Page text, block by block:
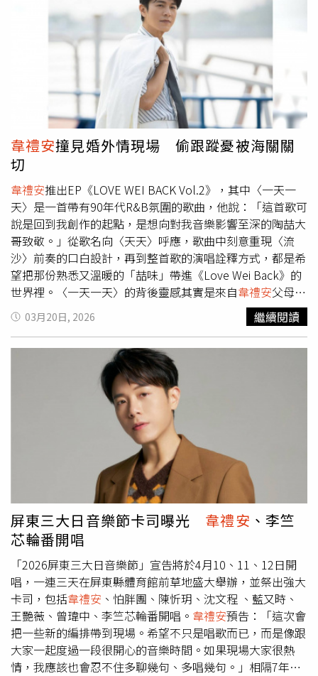
FEniX 頑童 MJ116【最受歡迎數位單曲】 〈Six Degrees〉
派偉俊 Patrick Brasca & 周杰倫 〈沒去過的地方 (Never
Been)〉Ozone 〈幸福在歌唱〉A-Lin 〈若無你我欲去佗
位〉黃奇斌 〈最好的朋友〉韋禮安& 東海 〈跳樓機〉LBI
利比【最受歡迎女歌手】 JOLIN 蔡依林 Miss Ko 葛仲珊 白
安 家家 蘇慧倫【最受歡迎男歌手】 Van Ness Wu 吳建豪 周
湯豪 NICKTHEREAL 陶喆 張震嶽 盧廣仲【2025 hito年度十
大華語歌曲】A-Lin〈幸福在歌唱〉 icyball冰球樂團〈不在
乎〉 JOLIN 蔡依林〈Pleasure〉 告五人〈黑夜狂奔〉 周湯
豪 NICKTHEREAL〈我的i〉 陶喆〈陪你〉 張震嶽〈浪人
的…〉 頑童 MJ116〈OGS〉 盧廣仲〈太陽與地球〉 蘇慧倫
〈就說給我聽〉
放不開，但愈跳愈進入狀況，開始毫無顧忌地大跳，笑說：
「後來就像平時在家聽這首歌時，愛怎麼亂跳就怎麼跳！」
希望能再與柯煒林、馬士媛合作。（圖／索尼音樂提
與柯煒林、馬士媛拍攝的《旺角戀曲》音樂短詩
影集也來到尾聲，許久沒有戲劇演出的他坦承一開始有些緊
張，在香港的空檔時間一直很努力地在背台詞，「真的很感
謝殷振豪導演慢慢和我解說角色和會往什麼方向走，也謝謝
和兩位演員，跟他們對戲一直是很舒服的狀態，幫助我放鬆
很多。」身為I人的韋禮安笑說：「來之前聽說煒林和小馬
是大E人，讓我放下許多的緊張與不安，果然見到他們都非
常友善，聊天聊得很開心，希望有機會再合作。」彼此熟悉
之後，韋禮安的工作人員頻找柯煒林開心合照，冷落韋禮
安，彷彿上演影集中韋禮安看著馬士媛愛上柯煒林的劇情，
他搞笑地在一旁擺出奧嘟嘟的表情，上演「嫉妒的化身」情
節，活潑的柯煒林見狀立刻跑過來跟韋禮安合照，畫面逗
趣，笑翻所有工作人員。
韋禮安撞見婚外情現場 偷跟蹤憂被海關關
切
韋禮安推出EP《LOVE WEI BACK Vol.2》，其中〈一天一
天〉是一首帶有90年代R&B氛圍的歌曲，他說：「這首歌可
說是回到我創作的起點，是想向對我音樂影響至深的陶喆大
哥致敬。」從歌名向〈天天〉呼應，歌曲中刻意重現〈流
沙〉前奏的口白設計，再到整首歌的演唱詮釋方式，都是希
望把那份熟悉又溫暖的「喆味」帶進《Love Wei Back》的
世界裡。〈一天一天〉的背後靈感其實是來自韋禮安父母的
真實故事，「當年爸爸媽媽在不同時間出國求學，必須長時
間遠距離相處，那種在距離之中慢慢累積的思念，反而讓彼
此的情感，一天一天變得更加深刻、更加緊密。」於是韋禮
把這份跨越時間與空間的情感，透過音樂留下來，進而完
成〈一天一天〉。歌曲的MV場景拉到了澳門，是男女主角
柯煒林和馬士媛逃離現實的感情避難場，由兩人是一段婚外
在現場看到他們對戲時，竟然瞬間「入戲」，搞
笑說：「這裡是他們來『偷情』，沒揪！」還上演偷偷在兩
人身後跟蹤的戲碼玩得十分投入，但也忽然驚醒笑問：「這
樣等下海關會不會過來關切啊？」柯煒林和馬士媛在MV中
上演婚外情。（圖／索尼音樂提供）上週
韋禮安5月30日的
小巨蛋演唱會開賣，立刻被搶購一空，他也宣布5月31日加
場，笑說：「如果加場也可以賣完，相信整個團隊也會更有
士氣。」這次的舞台對韋禮安來說將會是一大挑戰，舞台設
計其實是四面台的概念，但又有三面台的形式，要照顧各個
面向的觀眾，他表示：「雖然會是一個比較消耗體力的演出
方式，但可以讓觀眾在不同座位區會有不一樣的聲光感受，
非常希望帶給大家不同以往的演出效果。」
03月20日, 2026 繼續閱讀
屏東三大日音樂節卡司曝光 韋禮安 、李竺
芯輪番開唱
「2026屏東三大日音樂節」宣告將於4月10、11、12日開
唱，一連三天在屏東縣體育館前草地盛大舉辦，並祭出強大
卡司，包括韋禮安 、怕胖團、陳忻玥、沈文程 、藍又時、
王艷薇、曾瑋中、李竺芯輪番開唱。 韋禮安預告：「這次會
把一些新的編排帶到現場。希望不只是唱歌而已，而是像跟
大家一起度過一段很開心的音樂時間。如果現場大家很熱
情，我應該也會忍不住多聊幾句、多唱幾句。」相隔7年，